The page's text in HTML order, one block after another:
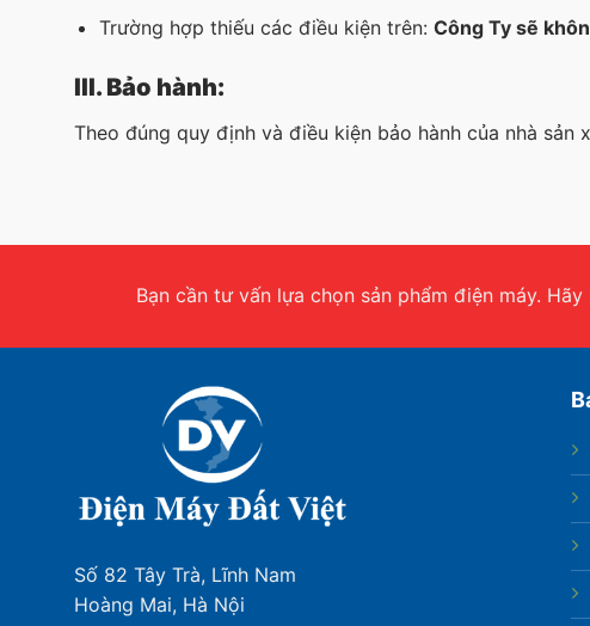
Trường hợp thiếu các điều kiện trên: Công Ty sẽ
​III. Bảo hành:
Theo đúng quy định và điều kiện bảo hành của nhà sản
Bạn cần tư vấn lựa chọn sản phẩm điện máy.
Số 82 Tây Trà, Lĩnh Nam
Hoàng Mai, Hà Nội